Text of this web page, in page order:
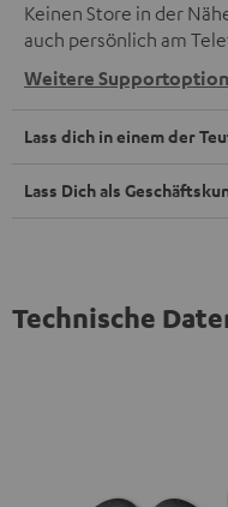
Keinen Store in der
auch persönlich am
Weitere
Lass dich in einem der
Lass Dich als
Technische